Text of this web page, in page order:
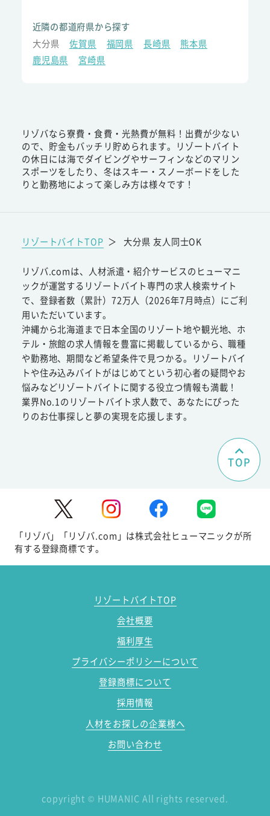
近隣の都道府県から探す
大分県
佐賀県 福岡県 長崎県
熊本県
鹿児島県
宮崎県
リゾバなら寮費・食費・光熱費が無料！出費が少ない
ので、貯金もバッチリ貯められます。リゾートバイト
の休日には海でダイビングやサーフィンなどのマリン
スポーツをしたり、冬はスキー・スノーボードをした
りと勤務地によって楽しみ方は様々です！
リゾートバイトTOP ＞ 大分県 友人同士OK
リゾバ.comは、人材派遣・紹介サービスのヒューマニ
ックが運営するリゾートバイト専門の求人検索サイト
で、登録者数（累計）72万人（2026年7月時点）にご利
用いただいています。
沖縄から北海道まで日本全国のリゾート地や観光地、ホ
テル・旅館の求人情報を豊富に掲載しているから、職種
や勤務地、期間など希望条件で見つかる。リゾートバイ
トや住み込みバイトがはじめてという初心者の疑問やお
悩みなどリゾートバイトに関する役立つ情報も満載！
業界No.1のリゾートバイト求人数で、あなたにぴった
りのお仕事探しと夢の実現を応援します。
TOP
「リゾバ」「リゾバ.com」は株式会社ヒューマニックが所
有する登録商標です。
リゾートバイトTOP
会社概要
福利厚生
プライバシーポリシーについて
登録商標について
採用情報
人材をお探しの企業様へ
お問い合わせ
copyright © HUMANIC All rights reserved.